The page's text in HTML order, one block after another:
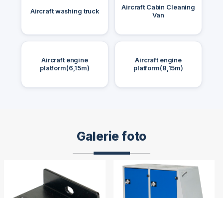
Aircraft washing truck
Aircraft Cabin Cleaning
Van
Aircraft engine
platform(6,15m)
Aircraft engine
platform(8,15m)
Galerie foto